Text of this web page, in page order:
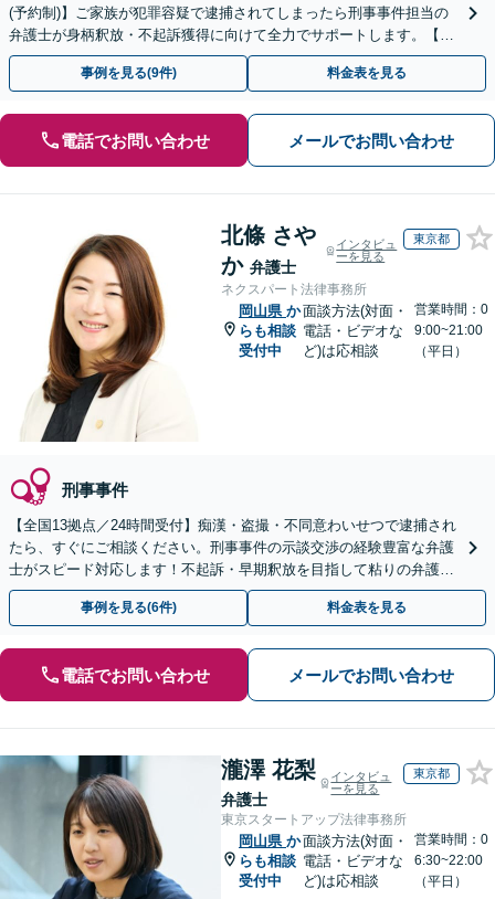
(予約制)】ご家族が犯罪容疑で逮捕されてしまったら刑事事件担当の
弁護士が身柄釈放・不起訴獲得に向けて全力でサポートします。【毎
月100名以上の相談実績】【全国対応】
事例を見る(9件) 料金表を見る
電話でお問い合わせ メールでお問い合わせ
北條 さや
か 弁護士
インタビュ
ーを見る
東京都
ネクスパート法律事務所
岡山県 か
らも相談
受付中
面談方法(対面・
電話・ビデオな
ど)は応相談
営業時間：0
9:00~21:00
（平日）
刑事事件
【全国13拠点／24時間受付】痴漢・盗撮・不同意わいせつで逮捕され
たら、すぐにご相談ください。刑事事件の示談交渉の経験豊富な弁護
士がスピード対応します！不起訴・早期釈放を目指して粘りの弁護活
動を行います。
事例を見る(6件) 料金表を見る
電話でお問い合わせ メールでお問い合わせ
瀧澤 花梨
弁護士
インタビュ
ーを見る
東京都
東京スタートアップ法律事務所
岡山県 か
らも相談
受付中
面談方法(対面・
電話・ビデオな
ど)は応相談
営業時間：0
6:30~22:00
（平日）